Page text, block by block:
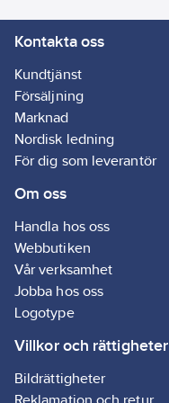
Kontakta oss
Kundtjänst
Försäljning
Marknad
Nordisk ledning
För dig som leverantör
Om oss
Handla hos oss
Webbutiken
Vår verksamhet
Jobba hos oss
Logotype
Villkor och rättigheter
Bildrättigheter